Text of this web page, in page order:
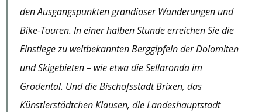
den Ausgangspunkten grandioser Wanderungen und
Bike-Touren. In einer halben Stunde erreichen Sie die
Einstiege zu weltbekannten Berggipfeln der Dolomiten
und Skigebieten – wie etwa die Sellaronda im
Grödental. Und die Bischofsstadt Brixen, das
Künstlerstädtchen Klausen, die Landeshauptstadt